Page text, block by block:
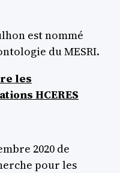
est nommé
du MESRI.
les
HCERES
2020 de
pour les